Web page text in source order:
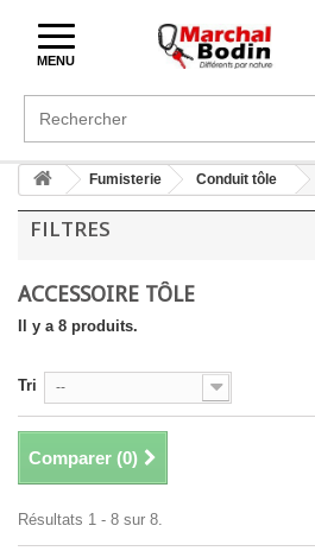
MENU
Fumisterie Conduit tôle
FILTRES
ACCESSOIRE TÔLE
Il y a 8 produits.
Tri --
Comparer (0)
Résultats 1 - 8 sur 8.